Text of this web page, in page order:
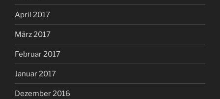
April 2017
März 2017
Februar 2017
Januar 2017
Dezember 2016